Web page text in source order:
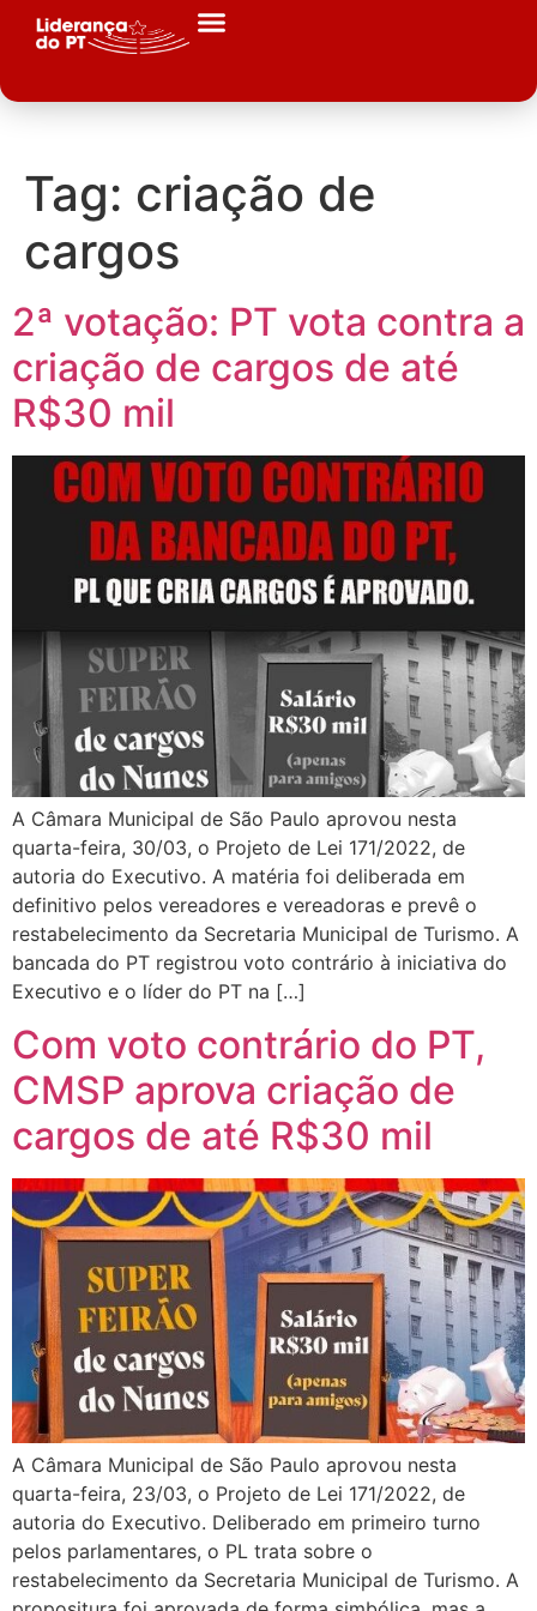
Tag: criação de
cargos
2ª votação: PT vota contra a
criação de cargos de até
R$30 mil
A Câmara Municipal de São Paulo aprovou nesta
quarta-feira, 30/03, o Projeto de Lei 171/2022, de
autoria do Executivo. A matéria foi deliberada em
definitivo pelos vereadores e vereadoras e prevê o
restabelecimento da Secretaria Municipal de Turismo. A
bancada do PT registrou voto contrário à iniciativa do
Executivo e o líder do PT na […]
Com voto contrário do PT,
CMSP aprova criação de
cargos de até R$30 mil
A Câmara Municipal de São Paulo aprovou nesta
quarta-feira, 23/03, o Projeto de Lei 171/2022, de
autoria do Executivo. Deliberado em primeiro turno
pelos parlamentares, o PL trata sobre o
restabelecimento da Secretaria Municipal de Turismo. A